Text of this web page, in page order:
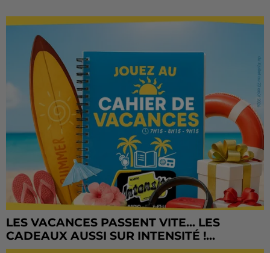
LES VACANCES PASSENT VITE... LES
CADEAUX AUSSI SUR INTENSITÉ !...